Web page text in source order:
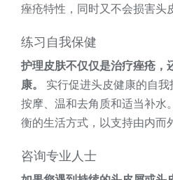
痤疮特性，同时又不会损害头
练习自我保健
护理皮肤不仅仅是治疗痤疮，
康。
实行促进头皮健康的自
按摩、温和去角质和适当补水
衡的生活方式，以支持由内而
咨询专业人士